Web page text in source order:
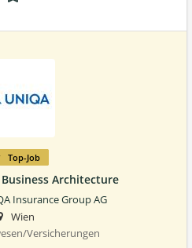
Top-Job
Architecture
Insurance Group AG
Wien
Versicherungen